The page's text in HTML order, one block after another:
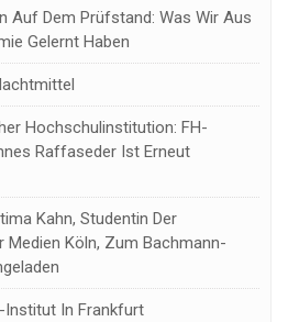
Auf Dem Prüfstand: Was Wir Aus
Gelernt Haben
Hochschulinstitution: FH-
Raffaseder Ist Erneut
Kahn, Studentin Der
Medien Köln, Zum Bachmann-
Institut In Frankfurt